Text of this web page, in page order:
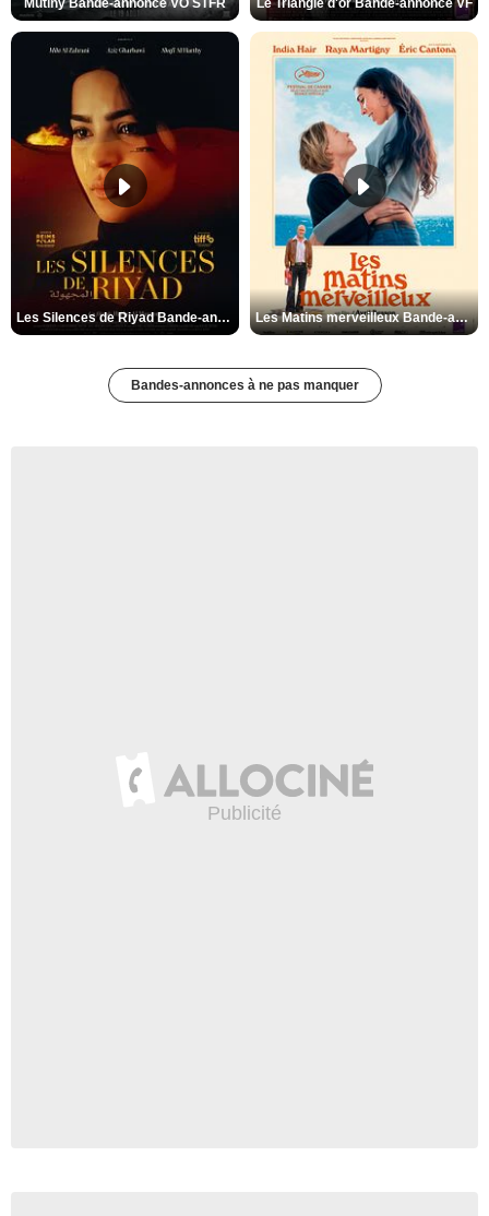
Mutiny Bande-annonce VO STFR Le Triangle d'or Bande-annonce VF
Les Silences de Riyad Bande-annonce VO STFR Les Matins merveilleux Bande-annonce VF
Bandes-annonces à ne pas manquer